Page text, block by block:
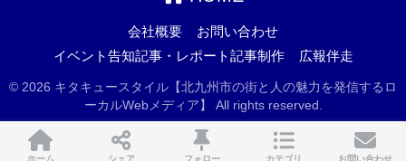
会社概要
お問い合わせ
イベント告知記事・レポート記事制作
広報伴走
© 2026 キタキュースタイル【北九州市の街と人の魅力を発信するロ
ーカルWebメディア】 All rights reserved.
ホーム シェア フォロー カテゴリ お問い合わせ